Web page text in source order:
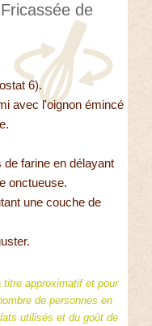
de
6).
avec l'oignon émincé
farine en délayant
onctueuse.
une couche de
approximatif et pour
de personnes en
utilisés et du goût de